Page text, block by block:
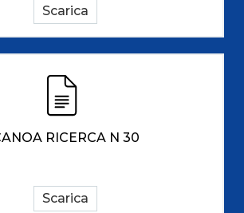
Scarica
RICERCA N 30
Scarica